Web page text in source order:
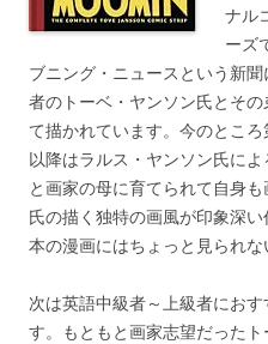
ナル
ーズ
ブニング・ニュースという新
者のトーベ・ヤンソン氏とそ
て描かれています。今のとこ
以降はラルス・ヤンソン氏に
と画家の母に育てられて自身
氏の描く独特の画風が印象深
本の漫画にはちょっと見られな
次は英語中級者～上級者にお
す。もともと画家志望だった